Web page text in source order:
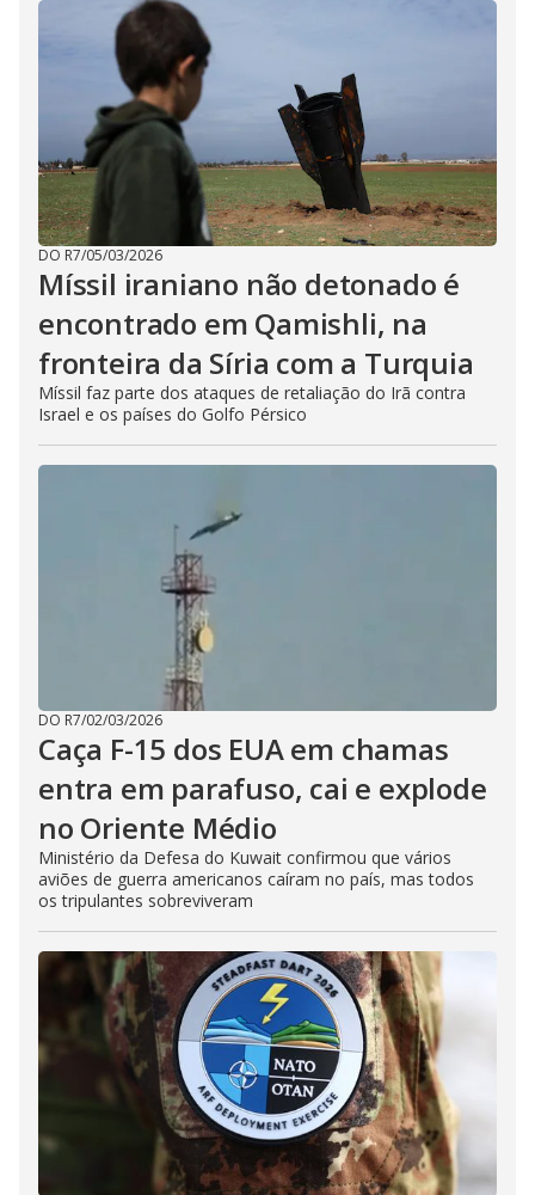
DO R7/05/03/2026
Míssil iraniano não detonado é
encontrado em Qamishli, na
fronteira da Síria com a Turquia
Míssil faz parte dos ataques de retaliação do Irã contra
Israel e os países do Golfo Pérsico
DO R7/02/03/2026
Caça F-15 dos EUA em chamas
entra em parafuso, cai e explode
no Oriente Médio
Ministério da Defesa do Kuwait confirmou que vários
aviões de guerra americanos caíram no país, mas todos
os tripulantes sobreviveram